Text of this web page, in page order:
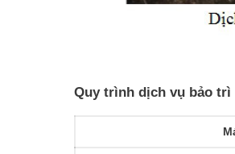
Quy trình dịch vụ bảo trì